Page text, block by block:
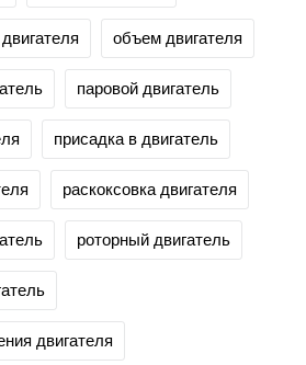
объем двигателя
паровой двигатель
присадка в двигатель
раскоксовка двигателя
роторный двигатель
двигателя